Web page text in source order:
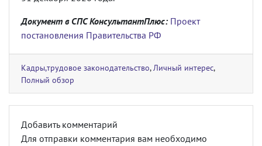
Документ в СПС КонсультантПлюс: Проект
постановления Правительства РФ
Кадры,трудовое законодательство,Личный интерес,
Полный обзор
Добавить комментарий
Для отправки комментария вам необходимо